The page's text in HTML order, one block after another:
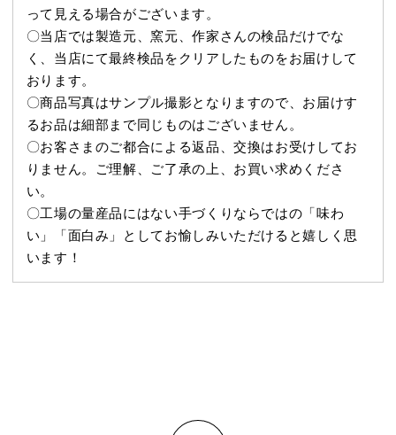
って見える場合がございます。
〇当店では製造元、窯元、作家さんの検品だけでな
く、当店にて最終検品をクリアしたものをお届けして
おります。
〇商品写真はサンプル撮影となりますので、お届けす
るお品は細部まで同じものはございません。
〇お客さまのご都合による返品、交換はお受けしてお
りません。ご理解、ご了承の上、お買い求めくださ
い。
〇工場の量産品にはない手づくりならではの「味わ
い」「面白み」としてお愉しみいただけると嬉しく思
います！